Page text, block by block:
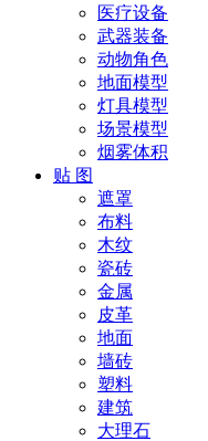
医疗设备
武器装备
动物角色
地面模型
灯具模型
场景模型
烟雾体积
贴 图
遮罩
布料
木纹
瓷砖
金属
皮革
地面
墙砖
塑料
建筑
大理石